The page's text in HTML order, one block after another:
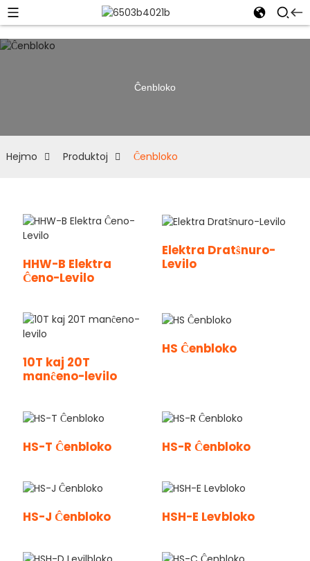
Ĉenbloko
Hejmo Produktoj Ĉenbloko
HHW-B Elektra
Ĉeno-Levilo
Elektra Dratŝnuro-
Levilo
10T kaj 20T
manĉeno-levilo
HS Ĉenbloko
HS-T Ĉenbloko HS-R Ĉenbloko
HS-J Ĉenbloko HSH-E Levbloko